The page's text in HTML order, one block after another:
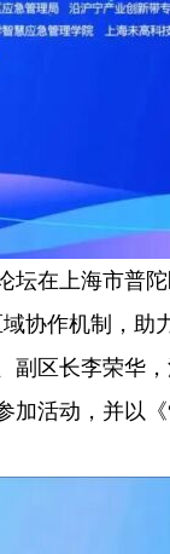
坛在上海市普
协作机制，助
区长李荣华
活动，并以